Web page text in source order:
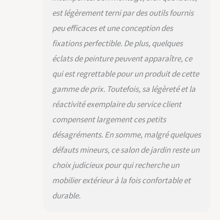
rouillent pas.
clients nous disent
continuellement que
montage sont claires
et précises et que la
simple. GARANTIE DE
3 ANS : Nous
qualité et la
durabilité de nos
meubles de jardin
pendant trois ans, ce
qui vous permet
d'avoir l'esprit
tranquille et
est légèrement terni par des outils fournis
peu efficaces et une conception des
fixations perfectible. De plus, quelques
éclats de peinture peuvent apparaître, ce
qui est regrettable pour un produit de cette
gamme de prix. Toutefois, sa légèreté et la
réactivité exemplaire du service client
compensent largement ces petits
désagréments. En somme, malgré quelques
défauts mineurs, ce salon de jardin reste un
choix judicieux pour qui recherche un
mobilier extérieur à la fois confortable et
durable.